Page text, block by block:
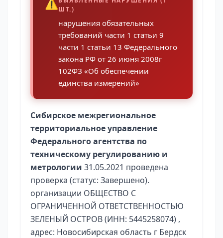
⚠️ШТ.)
нарушения обязательных
требований части 1 статьи 9
части 1 статьи 13 Федерального
закона РФ от 26 июня 2008г
102ФЗ «Об обеспечении
единства измерений»
Сибирское межрегиональное
территориальное управление
Федерального агентства по
техническому регулированию и
метрологии 31.05.2021 проведена
проверка (статус: Завершено).
организации ОБЩЕСТВО С
ОГРАНИЧЕННОЙ ОТВЕТСТВЕННОСТЬЮ
ЗЕЛЕНЫЙ ОСТРОВ (ИНН: 5445258074) ,
адрес: Новосибирская область г Бердск